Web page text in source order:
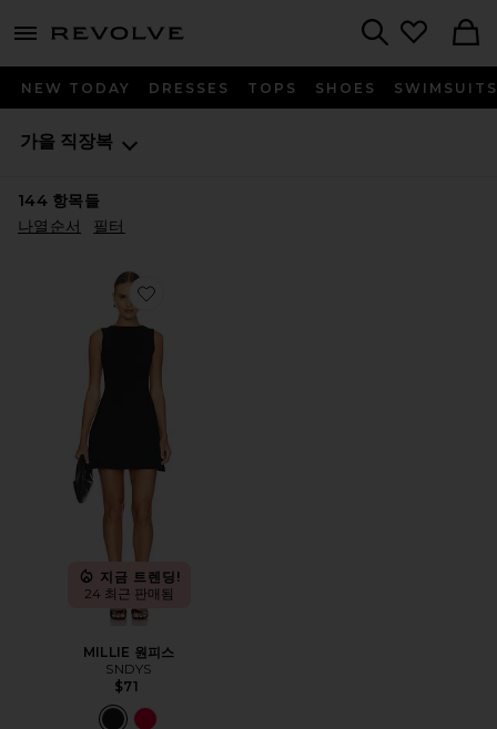
menu - shows more content
NEW TODAY DRESSES TOPS SHOES SWIMSUITS
가을 직장복
144항목들
나열순서
필터
Favorite MILLIE 원피스
지금 트렌딩!
24 최근 판매됨
MILLIE 원피스
SNDYS
$71